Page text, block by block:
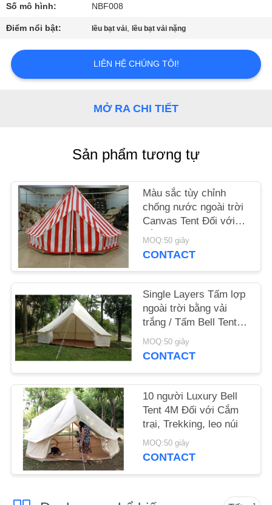
NHÀ
MÁY
KIỂM
SOÁT
HỆ
CHÚNG
TÔI
SƠ
ĐỒ
TRANG
WEB
PRIVACY
POLICY
Số mô hình: NBF008
Điểm nổi bật: lều bạt vải, lều bạt vải nặng
LIÊN HỆ CHÚNG TÔI!
MỞ RA CHI TIẾT
Sản phẩm tương tự
Màu sắc tùy chỉnh
chống nước ngoài trời
Canvas Tent Đối với
cắm trại bãi biển 5
người
MOQ:50 giây
CONTACT
Single Layers Tấm lợp
ngoài trời bằng vải
trắng / Tấm Bell Tent
For Hiking Equipment
MOQ:50 giây
CONTACT
10 người Luxury Bell
Tent 4M Đối với Cắm
trại, Trekking, leo núi
MOQ:50 giây
CONTACT